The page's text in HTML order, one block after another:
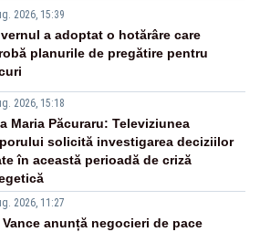
2026, 15:39
a adoptat o hotărâre care
planurile de pregătire pentru
2026, 15:18
Maria Păcuraru: Televiziunea
solicită investigarea deciziilor
în această perioadă de criză
2026, 11:27
Vance anunță negocieri de pace